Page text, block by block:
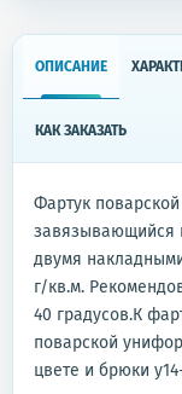
ОПИСАНИЕ
КАК ЗАКАЗАТЬ
Фартук
завязывающийся
двумя
г/кв.м.
40 градусов.К
поварской
цвете и брюки